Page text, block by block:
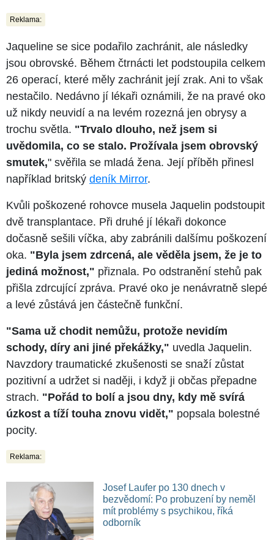
Reklama:
Jaqueline se sice podařilo zachránit, ale následky
jsou obrovské. Během čtrnácti let podstoupila celkem
26 operací, které měly zachránit její zrak. Ani to však
nestačilo. Nedávno jí lékaři oznámili, že na pravé oko
už nikdy neuvidí a na levém rozezná jen obrysy a
trochu světla. "Trvalo dlouho, než jsem si
uvědomila, co se stalo. Prožívala jsem obrovský
smutek," svěřila se mladá žena. Její příběh přinesl
například britský deník Mirror.
Kvůli poškozené rohovce musela Jaquelin podstoupit
dvě transplantace. Při druhé jí lékaři dokonce
dočasně sešili víčka, aby zabránili dalšímu poškození
oka. "Byla jsem zdrcená, ale věděla jsem, že je to
jediná možnost," přiznala. Po odstranění stehů pak
přišla zdrcující zpráva. Pravé oko je nenávratně slepé
a levé zůstává jen částečně funkční.
"Sama už chodit nemůžu, protože nevidím
schody, díry ani jiné překážky," uvedla Jaquelin.
Navzdory traumatické zkušenosti se snaží zůstat
pozitivní a udržet si naději, i když ji občas přepadne
strach. "Pořád to bolí a jsou dny, kdy mě svírá
úzkost a tíží touha znovu vidět," popsala bolestné
pocity.
Reklama:
Josef Laufer po 130 dnech v
bezvědomí: Po probuzení by neměl
mít problémy s psychikou, říká
odborník